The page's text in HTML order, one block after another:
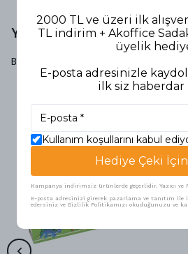
Yorumlar
Bu ürün için henüz yorum
Benzer
2000 TL ve üzeri ilk
TL indirim + Akoffice
üyelik
E-posta adresinizle
ilk siz haberdar
Kullanım koşullarını kabul
Hediye Çeki İçin
Kampanya indirimsiz ürünlerde geçerlidir. Yazıcı ve
E-posta adresinizi girerek pazarlama ve tanıtım
edersiniz ve Gizlilik Politikamızı okuduğunuzu ve